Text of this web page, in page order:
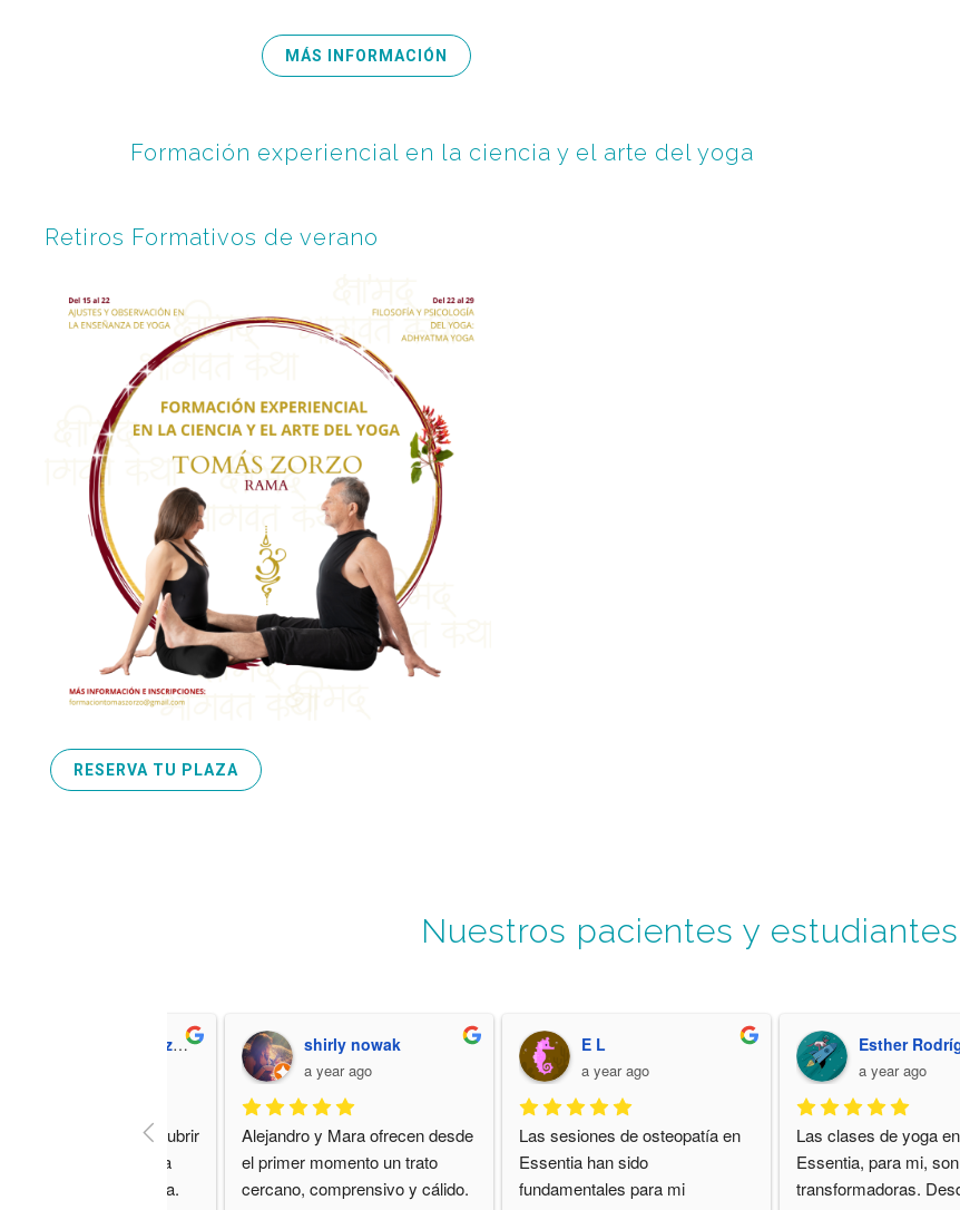
MÁS INFORMACIÓN
Formación experiencial en la ciencia y el arte del yoga
Retiros Formativos de verano
RESERVA TU PLAZA
Nuestros pacientes y
Yolanda coron blazquez
he podido descubrir
psicocorporal de la
de la maravillosa Mara.
shirly nowak
a year ago
Alejandro y Mara ofrecen desde
el primer momento un trato
cercano, comprensivo y cálido.
E L
a year ago
Las sesiones de osteopatía en
Essentia han sido
fundamentales para mi
Esther
a year ago
Las clases de yoga en
Essentia, para mi, son
transformadoras.